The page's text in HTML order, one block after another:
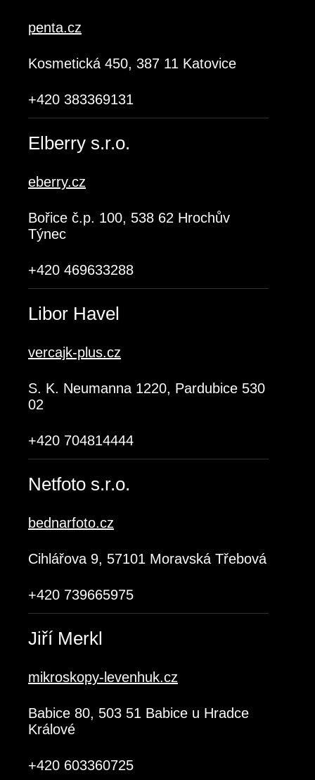
penta.cz
Kosmetická 450, 387 11 Katovice
+420 383369131
Elberry s.r.o.
eberry.cz
Bořice č.p. 100, 538 62 Hrochův
Týnec
+420 469633288
Libor Havel
vercajk-plus.cz
S. K. Neumanna 1220, Pardubice 530
02
+420 704814444
Netfoto s.r.o.
bednarfoto.cz
Cihlářova 9, 57101 Moravská Třebová
+420 739665975
Jiří Merkl
mikroskopy-levenhuk.cz
Babice 80, 503 51 Babice u Hradce
Králové
+420 603360725